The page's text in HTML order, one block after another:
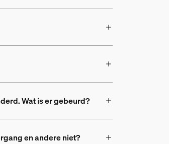
Wat is er gebeurd?
en andere niet?